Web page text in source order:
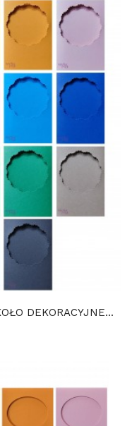
DEKORACYJNE...